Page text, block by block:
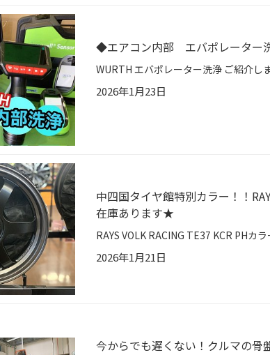
◆エアコン内部 エバポレーター
2026年1月23日
中四国タイヤ館特別カラー！！
在庫あります★
2026年1月21日
今からでも遅くない！クルマの骨